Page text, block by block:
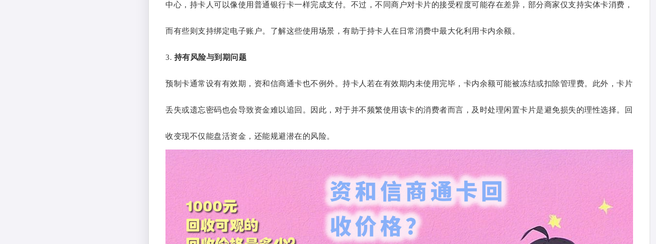
中心，持卡人可以像使用普通银行卡一样完成支付。不过，不同商户对卡片的接受程度可能存在差异，部分商家仅支持实体卡消费，
而有些则支持绑定电子账户。了解这些使用场景，有助于持卡人在日常消费中最大化利用卡内余额。
3. 持有风险与到期问题
预制卡通常设有有效期，资和信商通卡也不例外。持卡人若在有效期内未使用完毕，卡内余额可能被冻结或扣除管理费。此外，卡片
丢失或遗忘密码也会导致资金难以追回。因此，对于并不频繁使用该卡的消费者而言，及时处理闲置卡片是避免损失的理性选择。回
收变现不仅能盘活资金，还能规避潜在的风险。